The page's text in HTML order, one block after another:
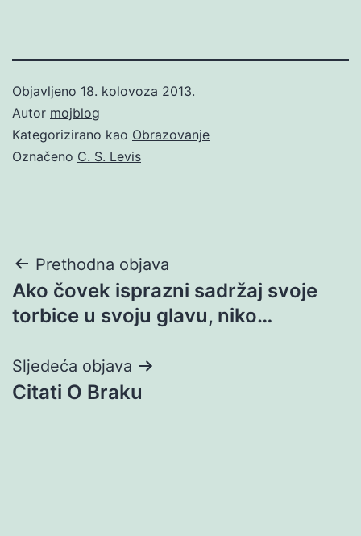
Objavljeno 18. kolovoza 2013.
Autor mojblog
Kategorizirano kao Obrazovanje
Označeno C. S. Levis
Navigacija
objava
Prethodna objava
Ako čovek isprazni sadržaj svoje
torbice u svoju glavu, niko…
Sljedeća objava
Citati O Braku